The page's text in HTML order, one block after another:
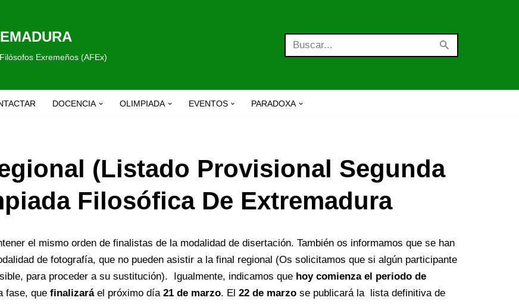
Exremeños (AFEx)
DOCENCIA OLIMPIADA EVENTOS PARADOXA
(listado Provisional Segunda
Filosófica De Extremadura
el mismo orden de finalistas de la modalidad de disertación. También os informamos que se han
de fotografía, que no pueden asistir a la final regional (Os solicitamos que si algún participante
para proceder a su sustitución). Igualmente, indicamos que hoy comienza el periodo de
fase, que finalizaráel próximo día 21 de marzo. El 22 de marzo se publicará la lista definitiva de